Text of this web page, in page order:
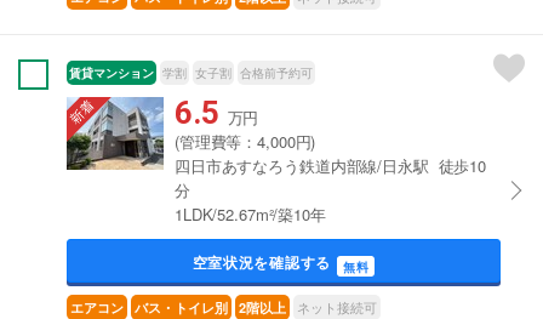
賃貸マンション 学割 女子割 合格前予約可
6.5 万円
(管理費等：4,000円)
四日市あすなろう鉄道内部線/日永駅 徒歩10
分
1LDK/52.67m²/築10年
空室状況を確認する 無料
エアコン バス・トイレ別 2階以上 ネット接続可